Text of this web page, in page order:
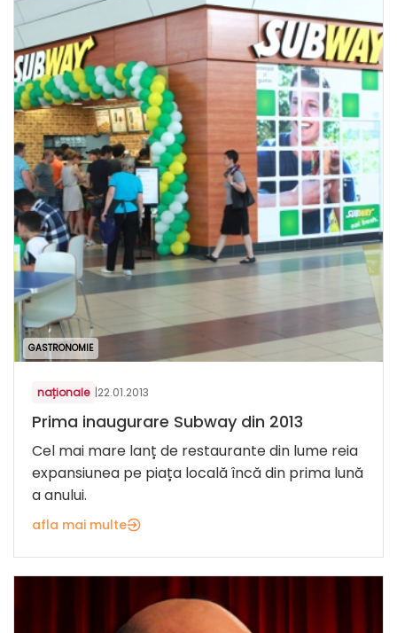
GASTRONOMIE
naționale |22.01.2013
Prima inaugurare Subway din 2013
Cel mai mare lanț de restaurante din lume reia
expansiunea pe piața locală încă din prima lună
a anului.
afla mai multe